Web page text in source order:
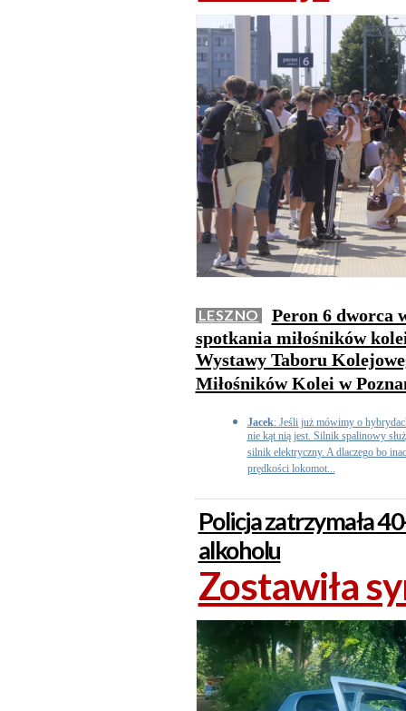
LESZNO
Peron 6 dworca
spotkania miłośników
Wystawy Taboru
Miłośników Kolei w
Jacek: Jeśli już mówimy o
nie kąt nią jest. Silnik spalinowy
silnik elektryczny. A dlaczego bo
prędkości lokomot...
Policja zatrzymała
alkoholu
Zostawiła